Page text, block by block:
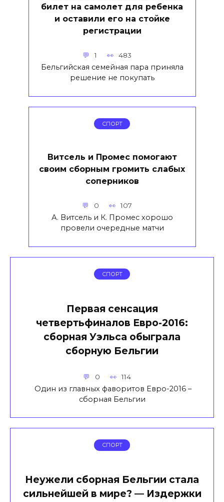
билет на самолет для ребенка
и оставили его на стойке
регистрации
1 483
Бельгийская семейная пара приняла
решение не покупать
СПОРТ
Витсель и Промес помогают
своим сборным громить слабых
соперников
0 107
А. Витсель и К. Промес хорошо
провели очередные матчи
СПОРТ
Первая сенсация
четвертьфиналов Евро-2016:
сборная Уэльса обыграла
сборную Бельгии
0 114
Один из главных фаворитов Евро-2016 –
сборная Бельгии
СПОРТ
Неужели сборная Бельгии стала
сильнейшей в мире? — Издержки